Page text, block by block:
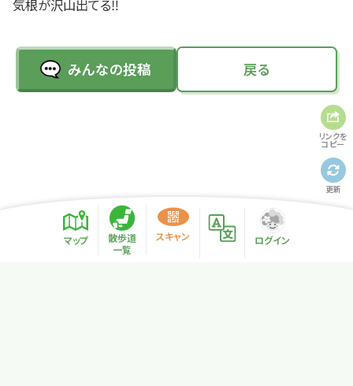
気根が沢山出てる‼️
みんなの投稿 戻る
リンクを
コピー
更新
マップ
散歩道
一覧
スキャン ログイン